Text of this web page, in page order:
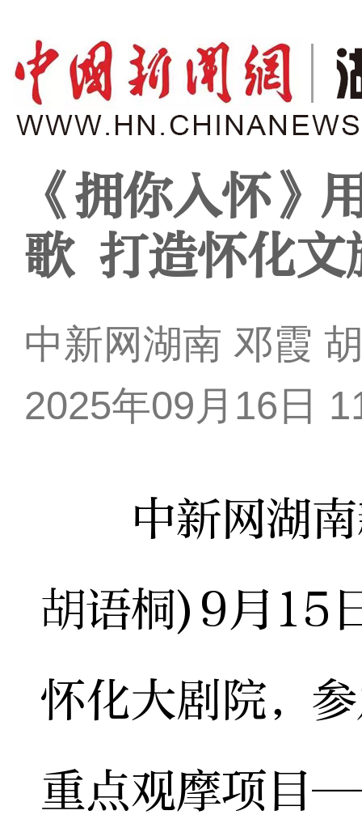
《拥你入怀》
歌 打造怀化文
中新网湖南 邓霞
2025年09月16日
中新网湖南
胡语桐)9月15
怀化大剧院，
重点观摩项目